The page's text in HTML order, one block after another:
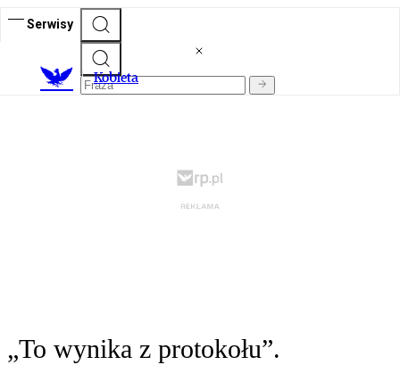
Serwisy
Kobieta
„To wynika z protokołu”.